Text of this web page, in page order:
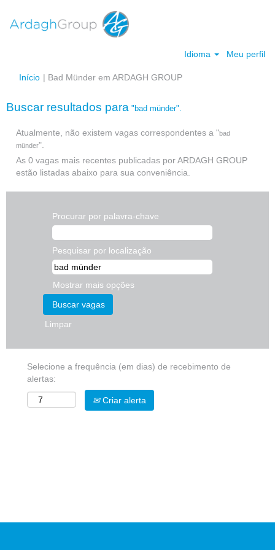
Idioma Meu perfil
Início | Bad Münder em ARDAGH GROUP(página
Buscar resultados para "bad münder".
Atualmente, não existem vagas correspondentes a "bad
münder".
As 0 vagas mais recentes publicadas por ARDAGH GROUP
estão listadas abaixo para sua conveniência.
Procurar por palavra-chave
Pesquisar por localização
Mostrar mais opções
Limpar
Selecione a frequência (em dias) de recebimento de
alertas:
Criar alerta